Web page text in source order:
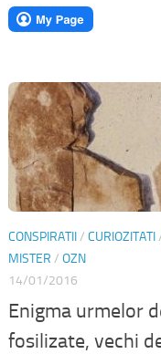
CONSPIRATII/ CURIOZITATI
MISTER / OZN
14/01/2016
Enigma urmelor
fosilizate, vechi